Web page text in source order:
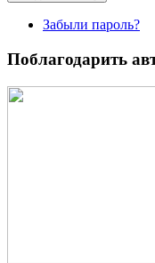
Забыли пароль?
Поблагодарить